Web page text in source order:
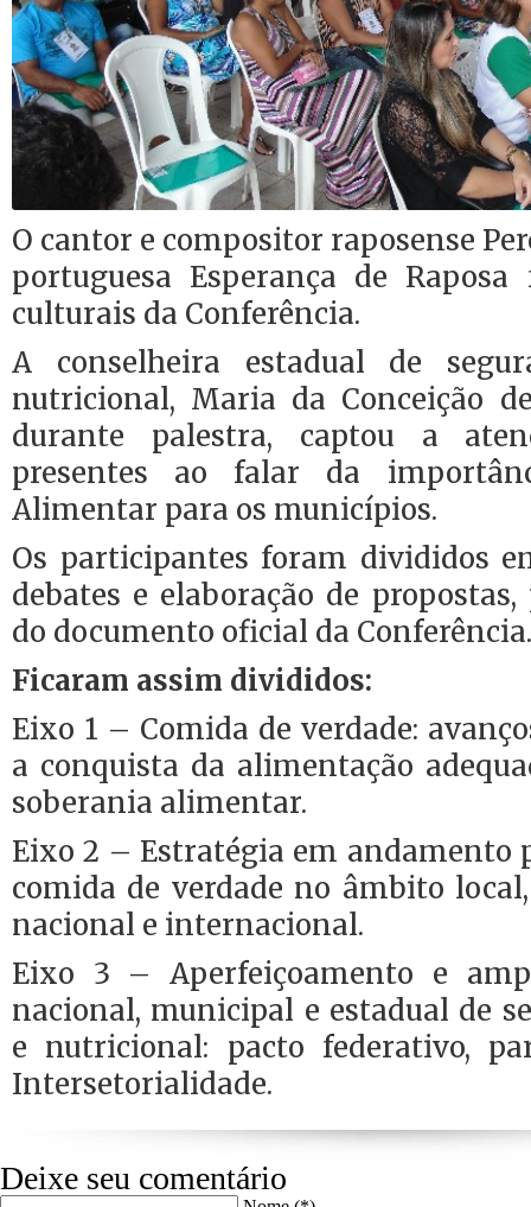
O cantor e compositor raposense
portuguesa Esperança de
culturais da Conferência.
A conselheira estadual de
nutricional, Maria da Conceição
durante palestra, captou a
presentes ao falar da
Alimentar para os municípios.
Os participantes foram divididos
debates e elaboração de
do documento oficial da Conferência.
Ficaram assim divididos:
Eixo 1 – Comida de verdade:
a conquista da alimentação
soberania alimentar.
Eixo 2 – Estratégia em andamento
comida de verdade no âmbito
nacional e internacional.
Eixo 3 – Aperfeiçoamento e
nacional, municipal e estadual de
e nutricional: pacto federativo,
Intersetorialidade.
Deixe seu comentário